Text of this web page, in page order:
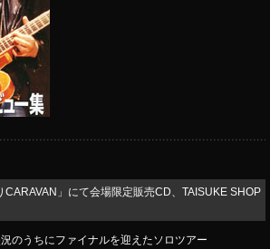
CARAVAN」にて会場限定販売CD、TAISUKE SHOP
のうちにファイナルを迎えたソロツアー